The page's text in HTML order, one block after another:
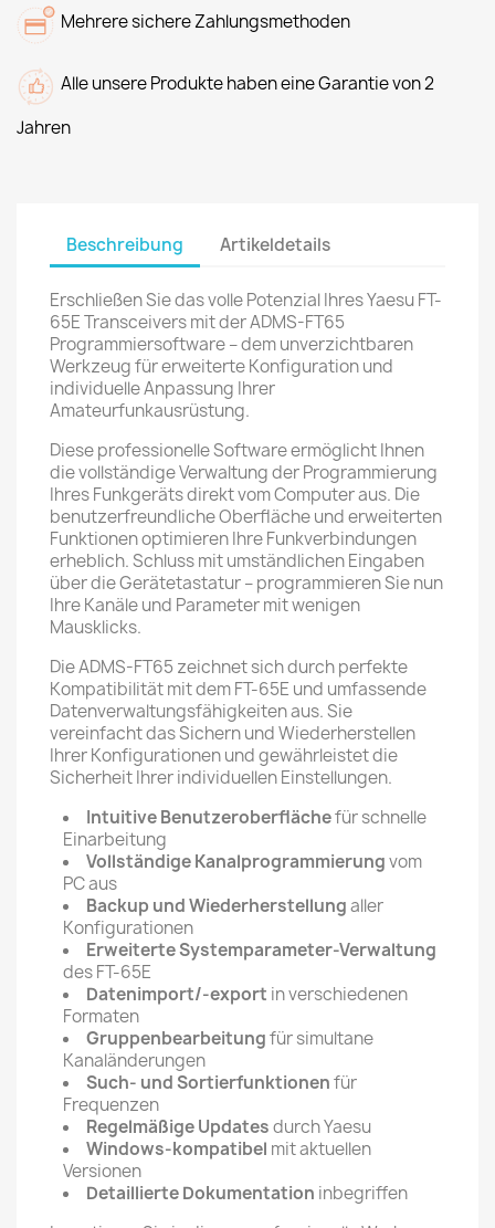
Mehrere sichere Zahlungsmethoden
Alle unsere Produkte haben eine Garantie von 2
Jahren
Beschreibung Artikeldetails
Erschließen Sie das volle Potenzial Ihres Yaesu FT-
65E Transceivers mit der ADMS-FT65
Programmiersoftware – dem unverzichtbaren
Werkzeug für erweiterte Konfiguration und
individuelle Anpassung Ihrer
Amateurfunkausrüstung.
Diese professionelle Software ermöglicht Ihnen
die vollständige Verwaltung der Programmierung
Ihres Funkgeräts direkt vom Computer aus. Die
benutzerfreundliche Oberfläche und erweiterten
Funktionen optimieren Ihre Funkverbindungen
erheblich. Schluss mit umständlichen Eingaben
über die Gerätetastatur – programmieren Sie nun
Ihre Kanäle und Parameter mit wenigen
Mausklicks.
Die ADMS-FT65 zeichnet sich durch perfekte
Kompatibilität mit dem FT-65E und umfassende
Datenverwaltungsfähigkeiten aus. Sie
vereinfacht das Sichern und Wiederherstellen
Ihrer Konfigurationen und gewährleistet die
Sicherheit Ihrer individuellen Einstellungen.
Intuitive Benutzeroberflächefür schnelle
Einarbeitung
Vollständige Kanalprogrammierungvom
PC aus
Backup und Wiederherstellungaller
Konfigurationen
Erweiterte Systemparameter-Verwaltung
des FT-65E
Datenimport/-export in verschiedenen
Formaten
Gruppenbearbeitungfür simultane
Kanaländerungen
Such- und Sortierfunktionenfür
Frequenzen
Regelmäßige Updatesdurch Yaesu
Windows-kompatibel mit aktuellen
Versionen
Detaillierte Dokumentation inbegriffen